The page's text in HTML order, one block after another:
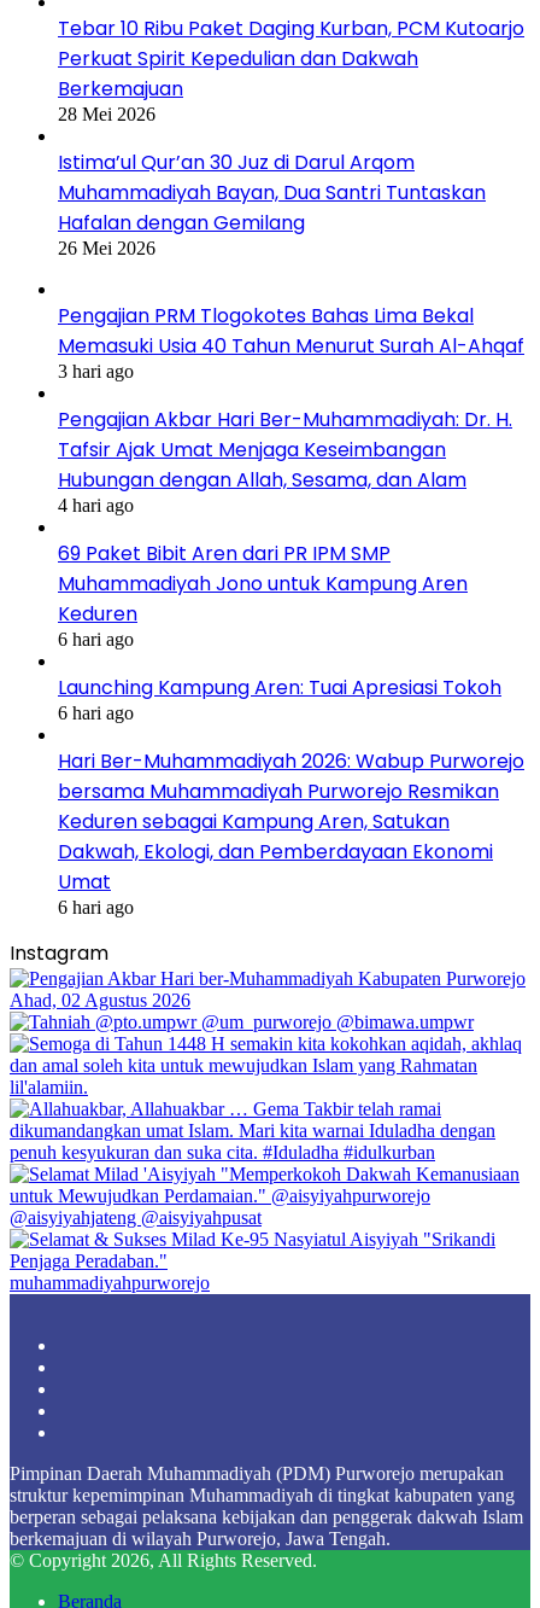
Tebar 10 Ribu Paket Daging Kurban, PCM Kutoarjo
Perkuat Spirit Kepedulian dan Dakwah
Berkemajuan
28 Mei 2026
Istima’ul Qur’an 30 Juz di Darul Arqom
Muhammadiyah Bayan, Dua Santri Tuntaskan
Hafalan dengan Gemilang
26 Mei 2026
Pengajian PRM Tlogokotes Bahas Lima Bekal
Memasuki Usia 40 Tahun Menurut Surah Al-Ahqaf
3 hari ago
Pengajian Akbar Hari Ber-Muhammadiyah: Dr. H.
Tafsir Ajak Umat Menjaga Keseimbangan
Hubungan dengan Allah, Sesama, dan Alam
4 hari ago
69 Paket Bibit Aren dari PR IPM SMP
Muhammadiyah Jono untuk Kampung Aren
Keduren
6 hari ago
Launching Kampung Aren: Tuai Apresiasi Tokoh
6 hari ago
Hari Ber-Muhammadiyah 2026: Wabup Purworejo
bersama Muhammadiyah Purworejo Resmikan
Keduren sebagai Kampung Aren, Satukan
Dakwah, Ekologi, dan Pemberdayaan Ekonomi
Umat
6 hari ago
Instagram
muhammadiyahpurworejo
Pimpinan Daerah Muhammadiyah (PDM) Purworejo merupakan
struktur kepemimpinan Muhammadiyah di tingkat kabupaten yang
berperan sebagai pelaksana kebijakan dan penggerak dakwah Islam
berkemajuan di wilayah Purworejo, Jawa Tengah.
© Copyright 2026, All Rights Reserved.
Beranda